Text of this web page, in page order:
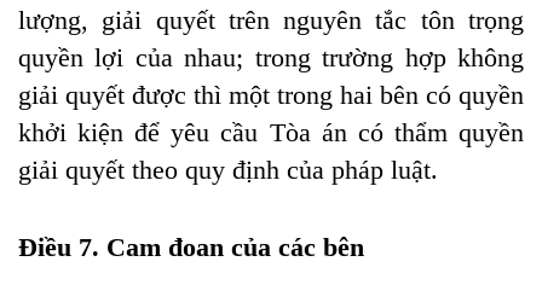
lượng, giải quyết trên nguyên tắc tôn trọng
quyền lợi của nhau; trong trường hợp không
giải quyết được thì một trong hai bên có quyền
khởi kiện để yêu cầu Tòa án có thẩm quyền
giải quyết theo quy định của pháp luật.
Điều 7. Cam đoan của các bên